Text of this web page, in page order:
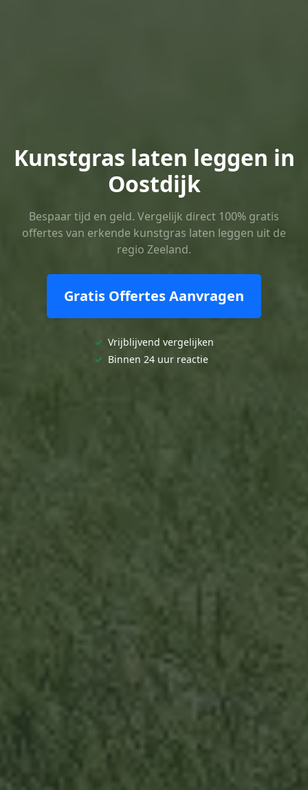
Kunstgras laten leggen in
Oostdijk
Bespaar tijd en geld. Vergelijk direct 100% gratis
offertes van erkende kunstgras laten leggen uit de
regio Zeeland.
Gratis Offertes Aanvragen
✓ Vrijblijvend vergelijken
✓ Binnen 24 uur reactie